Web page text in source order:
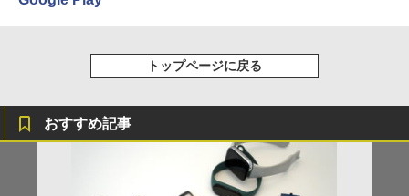
トップページに戻る
おすすめ記事